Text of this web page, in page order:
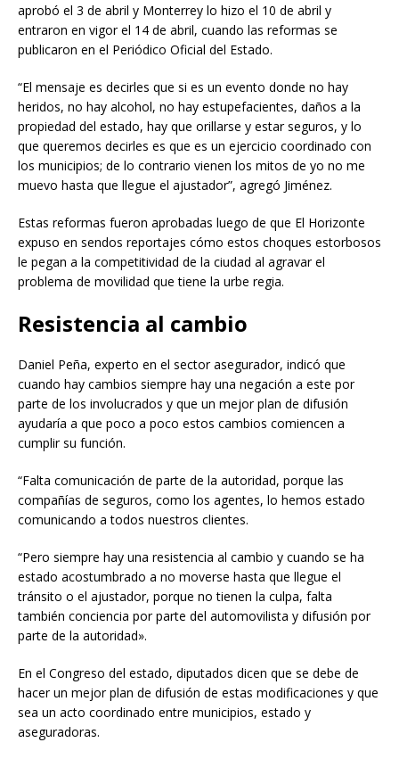
aprobó el 3 de abril y Monterrey lo hizo el 10 de abril y
entraron en vigor el 14 de abril, cuando las reformas se
publicaron en el Periódico Oficial del Estado.
“El mensaje es decirles que si es un evento donde no hay
heridos, no hay alcohol, no hay estupefacientes, daños a la
propiedad del estado, hay que orillarse y estar seguros, y lo
que queremos decirles es que es un ejercicio coordinado con
los municipios; de lo contrario vienen los mitos de yo no me
muevo hasta que llegue el ajustador”, agregó Jiménez.
Estas reformas fueron aprobadas luego de que El Horizonte
expuso en sendos reportajes cómo estos choques estorbosos
le pegan a la competitividad de la ciudad al agravar el
problema de movilidad que tiene la urbe regia.
Resistencia al cambio
Daniel Peña, experto en el sector asegurador, indicó que
cuando hay cambios siempre hay una negación a este por
parte de los involucrados y que un mejor plan de difusión
ayudaría a que poco a poco estos cambios comiencen a
cumplir su función.
“Falta comunicación de parte de la autoridad, porque las
compañías de seguros, como los agentes, lo hemos estado
comunicando a todos nuestros clientes.
“Pero siempre hay una resistencia al cambio y cuando se ha
estado acostumbrado a no moverse hasta que llegue el
tránsito o el ajustador, porque no tienen la culpa, falta
también conciencia por parte del automovilista y difusión por
parte de la autoridad».
En el Congreso del estado, diputados dicen que se debe de
hacer un mejor plan de difusión de estas modificaciones y que
sea un acto coordinado entre municipios, estado y
aseguradoras.